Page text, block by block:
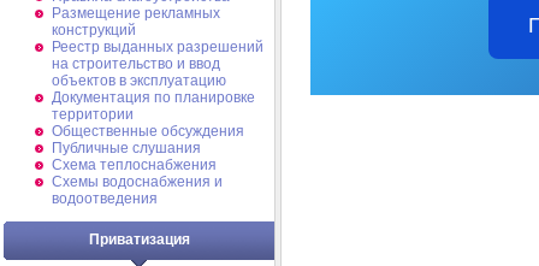
Размещение рекламных
конструкций
Реестр выданных разрешений
на строительство и ввод
объектов в эксплуатацию
Документация по планировке
территории
Общественные обсуждения
Публичные слушания
Схема теплоснабжения
Схемы водоснабжения и
водоотведения
Приватизация